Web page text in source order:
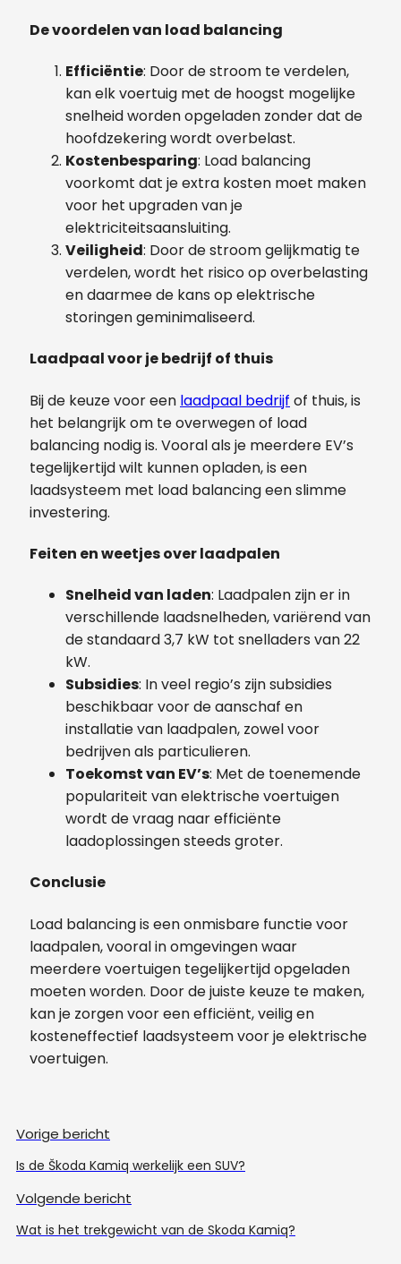
De voordelen van load balancing
Efficiëntie: Door de stroom te verdelen,
kan elk voertuig met de hoogst mogelijke
snelheid worden opgeladen zonder dat de
hoofdzekering wordt overbelast.
Kostenbesparing: Load balancing
voorkomt dat je extra kosten moet maken
voor het upgraden van je
elektriciteitsaansluiting.
Veiligheid: Door de stroom gelijkmatig te
verdelen, wordt het risico op overbelasting
en daarmee de kans op elektrische
storingen geminimaliseerd.
Laadpaal voor je bedrijf of thuis
Bij de keuze voor een laadpaal bedrijf of thuis, is
het belangrijk om te overwegen of load
balancing nodig is. Vooral als je meerdere EV’s
tegelijkertijd wilt kunnen opladen, is een
laadsysteem met load balancing een slimme
investering.
Feiten en weetjes over laadpalen
Snelheid van laden: Laadpalen zijn er in
verschillende laadsnelheden, variërend van
de standaard 3,7 kW tot snelladers van 22
kW.
Subsidies: In veel regio’s zijn subsidies
beschikbaar voor de aanschaf en
installatie van laadpalen, zowel voor
bedrijven als particulieren.
Toekomst van EV’s: Met de toenemende
populariteit van elektrische voertuigen
wordt de vraag naar efficiënte
laadoplossingen steeds groter.
Conclusie
Load balancing is een onmisbare functie voor
laadpalen, vooral in omgevingen waar
meerdere voertuigen tegelijkertijd opgeladen
moeten worden. Door de juiste keuze te maken,
kan je zorgen voor een efficiënt, veilig en
kosteneffectief laadsysteem voor je elektrische
voertuigen.
Vorige bericht
Is de Škoda Kamiq werkelijk een SUV?
Volgende bericht
Wat is het trekgewicht van de Skoda Kamiq?